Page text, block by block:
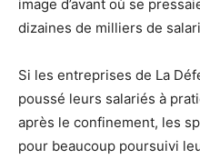
image d’avant où se
dizaines de milliers de
Si les entreprises de La
poussé leurs salariés à
après le confinement, les
pour beaucoup poursuivi